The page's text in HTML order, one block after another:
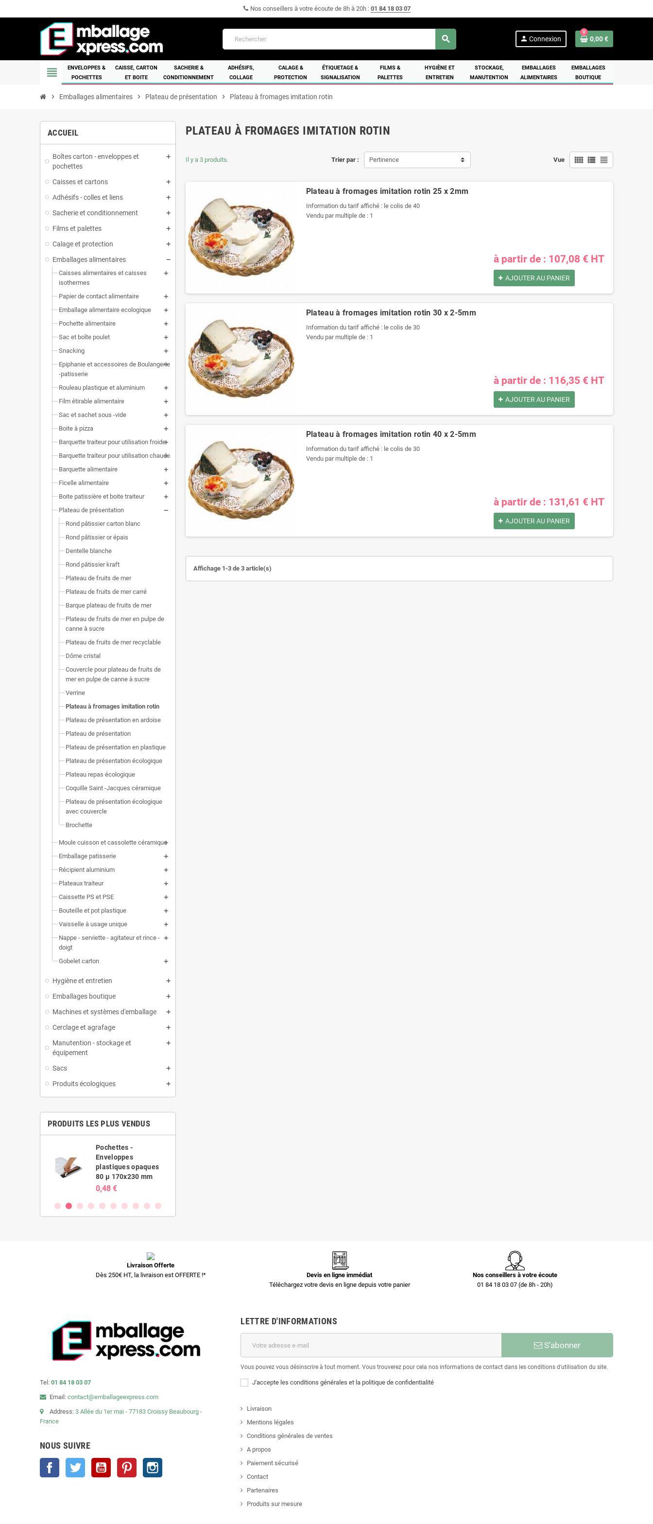
Nos conseillers à votre écoute de 8h à 20h : 01 84 18 03 07
search person Connexion
0
0,00 €
view_headline
ENVELOPPES &
POCHETTES
CAISSE, CARTON
ET BOITE
SACHERIE &
CONDITIONNEMENT
ADHÉSIFS,
COLLAGE
CALAGE &
PROTECTION
ÉTIQUETAGE &
SIGNALISATION
FILMS &
PALETTES
HYGIÈNE ET
ENTRETIEN
STOCKAGE,
MANUTENTION
EMBALLAGES
ALIMENTAIRES
EMBALLAGES
BOUTIQUE
chevron_right Emballages alimentaires chevron_right Plateau de présentation chevron_right Plateau à fromages imitation rotin
ACCUEIL
Boîtes carton - enveloppes et
pochettes
Caisses et cartons
Adhésifs - colles et liens
Sacherie et conditionnement
Films et palettes
Calage et protection
Emballages alimentaires
Caisses alimentaires et caisses
isothermes
Papier de contact alimentaire
Emballage alimentaire ecologique
Pochette alimentaire
Sac et boîte poulet
Snacking
Epiphanie et accessoires de Boulangerie
-patisserie
Rouleau plastique et aluminium
Film étirable alimentaire
Sac et sachet sous -vide
Boite à pizza
Barquette traiteur pour utilisation froide
Barquette traiteur pour utilisation chaude
Barquette alimentaire
Ficelle alimentaire
Boite patissière et boite traiteur
Plateau de présentation
Rond pâtissier carton blanc
Rond pâtissier or épais
Dentelle blanche
Rond pâtissier kraft
Plateau de fruits de mer
Plateau de fruits de mer carré
Barque plateau de fruits de mer
Plateau de fruits de mer en pulpe de
canne à sucre
Plateau de fruits de mer recyclable
Dôme cristal
Couvercle pour plateau de fruits de
mer en pulpe de canne à sucre
Verrine
Plateau à fromages imitation rotin
Plateau de présentation en ardoise
Plateau de présentation
Plateau de présentation en plastique
Plateau de présentation écologique
Plateau repas écologique
Coquille Saint -Jacques céramique
Plateau de présentation écologique
avec couvercle
Brochette
Moule cuisson et cassolette céramique
Emballage patisserie
Récipient aluminium
Plateaux traiteur
Caissette PS et PSE
Bouteille et pot plastique
Vaisselle à usage unique
Nappe - serviette - agitateur et rince -
doigt
Gobelet carton
Hygiène et entretien
Emballages boutique
Machines et systèmes d'emballage
Cerclage et agrafage
Manutention - stockage et
équipement
Sacs
Produits écologiques
PRODUITS LES PLUS VENDUS
Pochettes -
Enveloppes
plastiques opaques
80 µ 170x230 mm
0,48 €
PLATEAU À FROMAGES IMITATION ROTIN
Trier par : Pertinence Vue view_comfy view_list view_headline
Il y a 3 produits.
Plateau à fromages imitation rotin 25 x 2mm
Information du tarif affiché : le colis de 40
Vendu par multiple de : 1
à partir de : 107,08 € HT
AJOUTER AU PANIER
Plateau à fromages imitation rotin 30 x 2-5mm
Information du tarif affiché : le colis de 30
Vendu par multiple de : 1
à partir de : 116,35 € HT
AJOUTER AU PANIER
Plateau à fromages imitation rotin 40 x 2-5mm
Information du tarif affiché : le colis de 30
Vendu par multiple de : 1
à partir de : 131,61 € HT
AJOUTER AU PANIER
Affichage 1-3 de 3 article(s)
Livraison Offerte
Dès 250€ HT, la livraison est OFFERTE !*
Devis en ligne immédiat
Téléchargez votre devis en ligne depuis votre panier
Nos conseillers à votre écoute
01 84 18 03 07 (de 8h - 20h)
Tel: 01 84 18 03 07
Email: contact@emballageexpress.com
Address: 3 Allée du 1er mai - 77183 Croissy Beaubourg -
France
NOUS SUIVRE
Facebook Twitter YouTube Pinterest
LETTRE D'INFORMATIONS
S’abonner
Vous pouvez vous désinscrire à tout moment. Vous trouverez pour cela nos informations de contact dans les conditions d'utilisation du site.
J'accepte les conditions générales et la politique de confidentialité
Livraison
Mentions légales
Conditions générales de ventes
A propos
Paiement sécurisé
Contact
Partenaires
Produits sur mesure